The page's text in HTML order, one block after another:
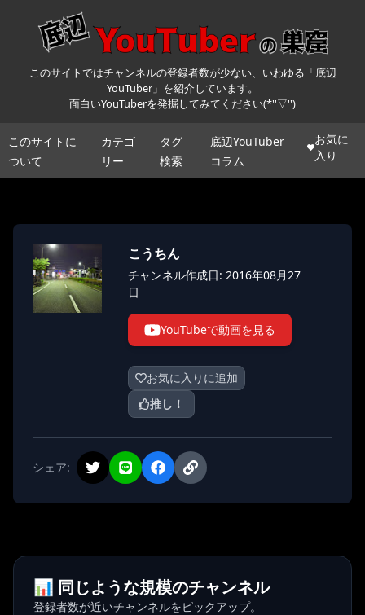
このサイトではチャンネルの登録者数が少ない、いわゆる「底辺
YouTuber」を紹介しています。
面白いYouTuberを発掘してみてください(*''▽'')
このサイトに
ついて
カテゴ
リー
タグ
検索
底辺YouTuber
コラム
お気に
入り
こうちん
チャンネル作成日: 2016年08月27
日
YouTubeで動画を見る
お気に入りに追加
推し！
シェア:
📊 同じような規模のチャンネル
登録者数が近いチャンネルをピックアップ。